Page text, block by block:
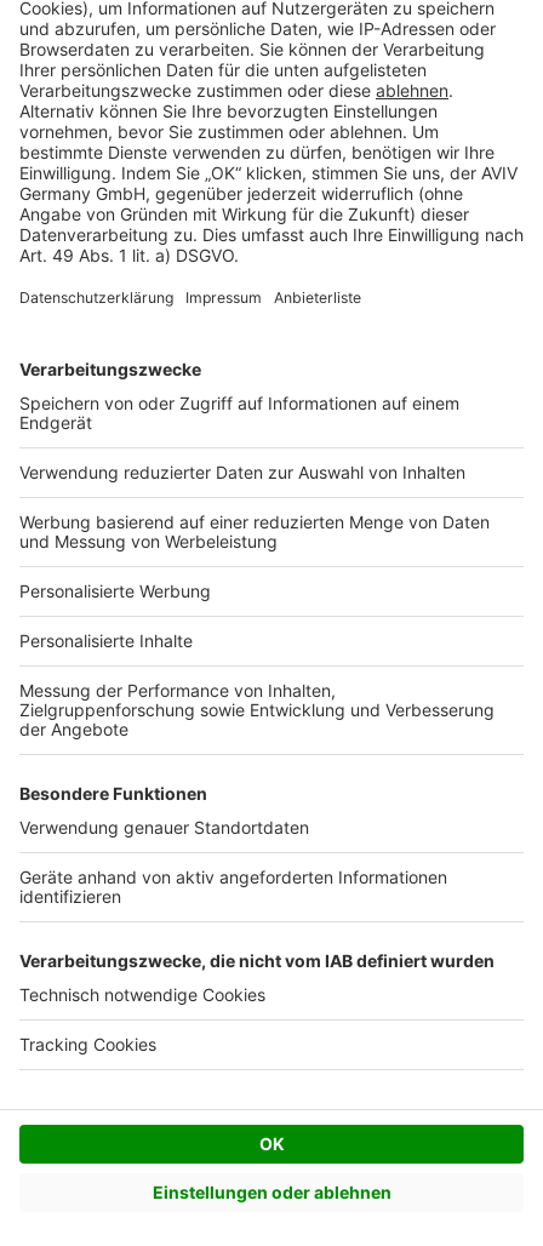
von 2,50 m statt der üblichen 2,40 m lässt die
Räume großzügiger und luftiger wirken. In
Teilbereichen kann eine bis unter das Dach
geöffnete Decke für einen luftigen Loft-Charakter
sorgen.
Planen Sie ausreichend Stauraum:Da mehrheitlich
ein Bungalow ohne Keller oder Dachboden gebaut
wird, sind ein gut geplanter Hauswirtschaftsraum
und integrierte Einbauschränke unerlässlich.
Denken Sie an die Akustik:Große, offene Räume
Polstermöbel und Teppiche absorbieren Schall
und schaffen Gemütlichkeit.
Passende Hausanbieter
ermitteln
Mit unserem Bauprojekt-Quiz finden Sie in nur 2
Minuten heraus, welche Anbieter am besten zu
Ihnen passen.
Jetzt Bauprojekt starten
Unsere Artikel-Empfehlung für
mehr Informationen